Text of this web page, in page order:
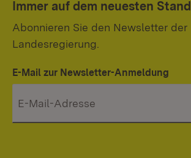
Immer auf dem neuesten Stand
Abonnieren Sie den Newsletter der
Landesregierung.
E-Mail zur Newsletter-Anmeldung